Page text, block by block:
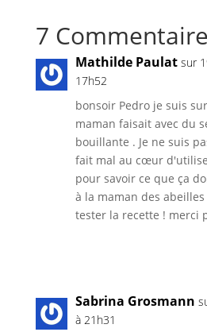
7
Mathilde Paulat sur
17h52
bonsoir Pedro je suis
maman faisait avec du
bouillante . Je ne suis
fait mal au cœur
pour savoir ce que ça
à la maman des
tester la recette ! merci
Sabrina Grosmann
à 21h31